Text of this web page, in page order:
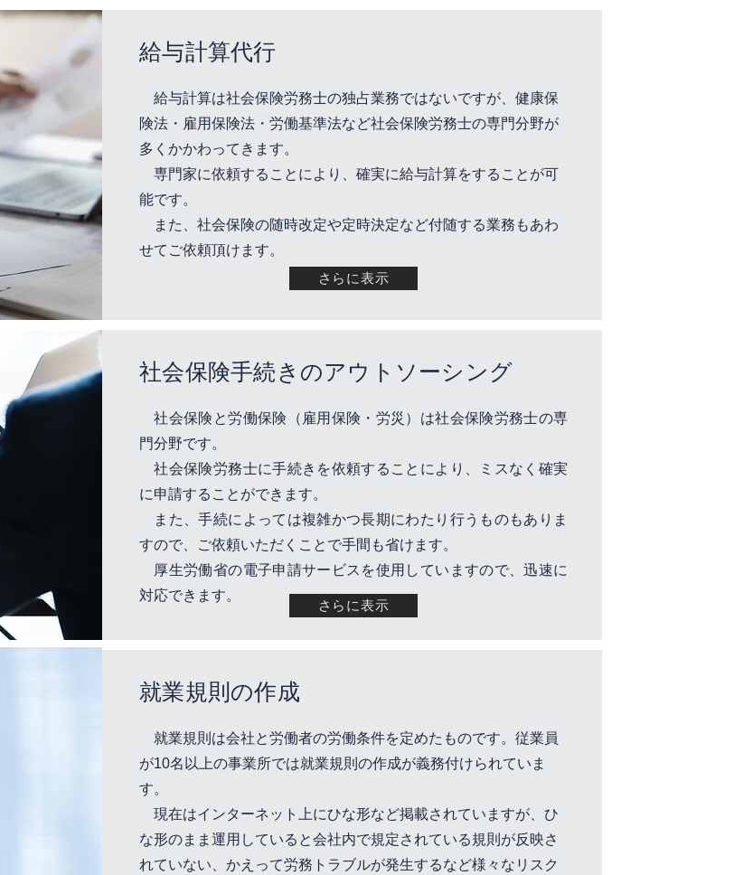
給与計算代行
給与計算は社会保険労務士の独占業務ではないですが、健康保
険法・雇用保険法・労働基準法など社会保険労務士の専門分野が
多くかかわってきます。
専門家に依頼することにより、確実に給与計算をすることが可
能です。
また、社会保険の随時改定や定時決定など付随する業務もあわ
せてご依頼頂けます。
さらに表示
社会保険手続きのアウトソーシング
社会保険と労働保険（雇用保険・労災）は社会保険労務士の専
門分野です。
社会保険労務士に手続きを依頼することにより、ミスなく確実
に申請することができます。
また、手続によっては複雑かつ長期にわたり行うものもありま
すので、ご依頼いただくことで手間も省けます。
厚生労働省の電子申請サービスを使用していますので、迅速に
対応できます。
さらに表示
就業規則の作成
就業規則は会社と労働者の労働条件を定めたものです。従業員
が10名以上の事業所では就業規則の作成が義務付けられていま
す。
現在はインターネット上にひな形など掲載されていますが、ひ
な形のまま運用していると会社内で規定されている規則が反映さ
れていない、かえって労務トラブルが発生するなど様々なリスク